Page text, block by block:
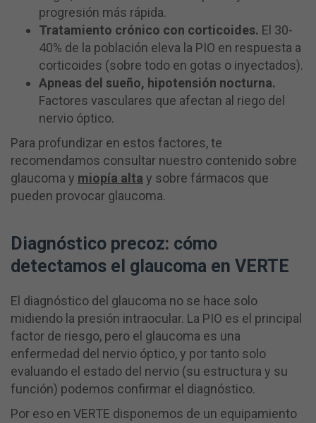
progresión más rápida.
Tratamiento crónico con corticoides. El 30-
40% de la población eleva la PIO en respuesta a
corticoides (sobre todo en gotas o inyectados).
Apneas del sueño, hipotensión nocturna.
Factores vasculares que afectan al riego del
nervio óptico.
Para profundizar en estos factores, te
recomendamos consultar nuestro contenido sobre
glaucoma y miopía alta y sobre fármacos que
pueden provocar glaucoma.
Diagnóstico precoz: cómo
detectamos el glaucoma en VERTE
El diagnóstico del glaucoma no se hace solo
midiendo la presión intraocular. La PIO es el principal
factor de riesgo, pero el glaucoma es una
enfermedad del nervio óptico, y por tanto solo
evaluando el estado del nervio (su estructura y su
función) podemos confirmar el diagnóstico.
Por eso en VERTE disponemos de un equipamiento